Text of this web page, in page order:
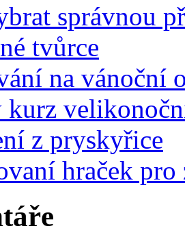
správnou
tvůrce
na vánoční
kurz
z pryskyřice
hraček pro